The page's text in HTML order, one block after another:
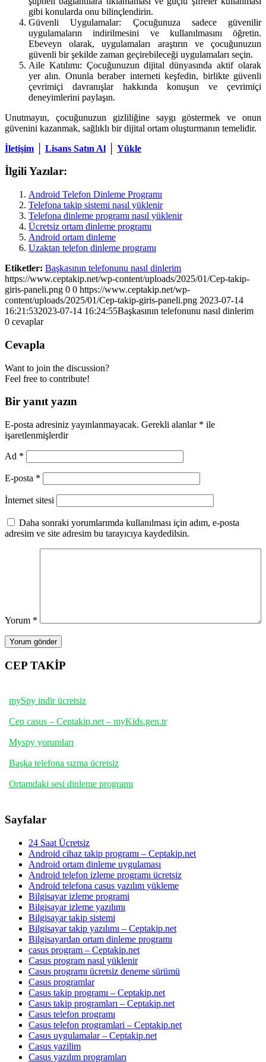
gibi konularda onu bilinçlendirin.
Güvenli Uygulamalar: Çocuğunuza sadece güvenilir
uygulamaların indirilmesini ve kullanılmasını öğretin.
Ebeveyn olarak, uygulamaları araştırın ve çocuğunuzun
güvenli bir şekilde zaman geçirebileceği uygulamaları seçin.
Aile Katılımı: Çocuğunuzun dijital dünyasında aktif olarak
yer alın. Onunla beraber interneti keşfedin, birlikte güvenli
çevrimiçi davranışlar hakkında konuşun ve çevrimiçi
deneyimlerini paylaşın.
Unutmayın, çocuğunuzun gizliliğine saygı göstermek ve onun
güvenini kazanmak, sağlıklı bir dijital ortam oluşturmanın temelidir.
İletişim
Lisans Satın Al Yükle
İlgili Yazılar:
Android Telefon Dinleme Programı
Telefona takip sistemi nasıl yüklenir
Telefona dinleme programı nasıl yüklenir
Ücretsiz ortam dinleme programı
Android ortam dinleme
Uzaktan telefon dinleme programı
Etiketler: Başkasının telefonunu nasıl dinlerim
https://www.ceptakip.net/wp-content/uploads/2025/01/Cep-takip-
giris-paneli.png 0 0 https://www.ceptakip.net/wp-
content/uploads/2025/01/Cep-takip-giris-paneli.png 2023-07-14
16:21:532023-07-14 16:24:55Başkasının telefonunu nasıl dinlerim
0 cevaplar
Cevapla
Want to join the discussion?
Feel free to contribute!
Bir yanıt yazın
E-posta adresiniz yayınlanmayacak. Gerekli alanlar * ile
işaretlenmişlerdir
Ad *
E-posta *
İnternet sitesi
Daha sonraki yorumlarımda kullanılması için adım, e-posta
adresim ve site adresim bu tarayıcıya kaydedilsin.
Yorum *
CEP TAKİP
mySpy indir ücretsiz
Cep casus – Ceptakip.net – myKids.gen.tr
Myspy yorumları
Başka telefona sızma ücretsiz
Ortamdaki sesi dinleme programı
Sayfalar
24 Saat Ücretsiz
Android cihaz takip programı – Ceptakip.net
Android ortam dinleme uygulaması
Android telefon izleme programı ücretsiz
Android telefona casus yazılım yükleme
Bilgisayar izleme programi
Bilgisayar izleme yazılımı
Bilgisayar takip sistemi
Bilgisayar takip yazılımı – Ceptakip.net
Bilgisayardan ortam dinleme programı
casus program – Ceptakip.net
Casus program nasıl yüklenir
Casus programı ücretsiz deneme sürümü
Casus programlar
Casus takip programı – Ceptakip.net
Casus takip programları – Ceptakip.net
Casus telefon programı
Casus telefon programlari – Ceptakip.net
Casus uygulamalar – Ceptakip.net
Casus yazilim
Casus yazılım programları